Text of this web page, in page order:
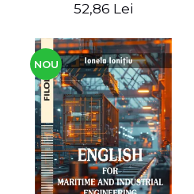
master
52,86 Lei
NOU